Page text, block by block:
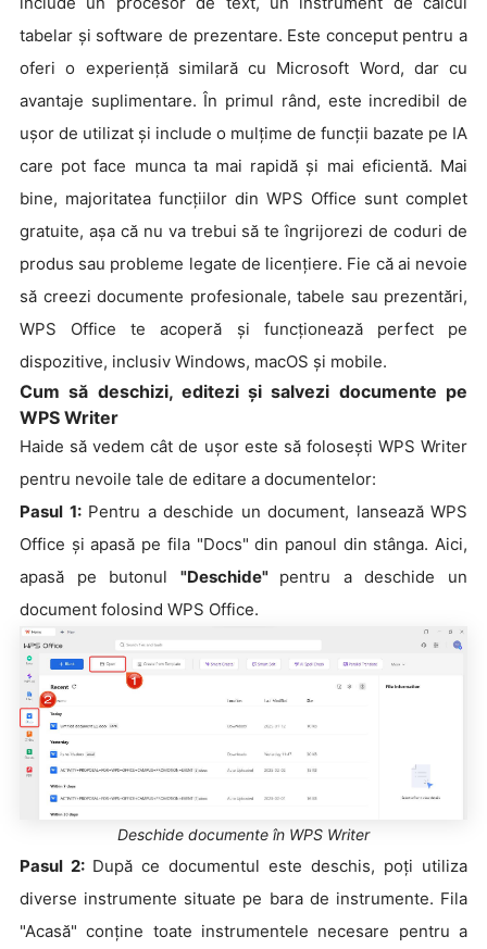
tabelar și software de prezentare. Este conceput pentru a
oferi o experiență similară cu Microsoft Word, dar cu
avantaje suplimentare. În primul rând, este incredibil de
ușor de utilizat și include o mulțime de funcții bazate pe IA
care pot face munca ta mai rapidă și mai eficientă. Mai
bine, majoritatea funcțiilor din WPS Office sunt complet
gratuite, așa că nu va trebui să te îngrijorezi de coduri de
produs sau probleme legate de licențiere. Fie că ai nevoie
să creezi documente profesionale, tabele sau prezentări,
WPS Office te acoperă și funcționează perfect pe
dispozitive, inclusiv Windows, macOS și mobile.
Cum să deschizi, editezi și salvezi documente pe
WPS Writer
Haide să vedem cât de ușor este să folosești WPS Writer
pentru nevoile tale de editare a documentelor:
Pasul 1:Pentru a deschide un document, lansează WPS
Office și apasă pe fila "Docs" din panoul din stânga. Aici,
apasă pe butonul "Deschide" pentru a deschide un
document folosind WPS Office.
Deschide documente în WPS Writer
Pasul 2: După ce documentul este deschis, poți utiliza
diverse instrumente situate pe bara de instrumente. Fila
"Acasă" conține toate instrumentele necesare pentru a